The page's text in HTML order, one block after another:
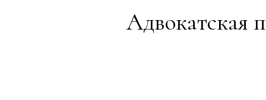
Адвокатская